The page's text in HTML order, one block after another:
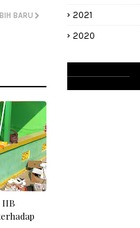
BARU
IIB
2021
2020